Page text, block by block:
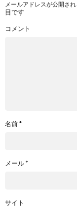
メールアドレスが公開され
目です
コメント
名前*
メール*
サイト